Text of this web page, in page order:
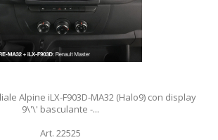
Alpine iLX-F903D-MA32 (Halo9) con display
9\'\' basculante -...
Art. 22525